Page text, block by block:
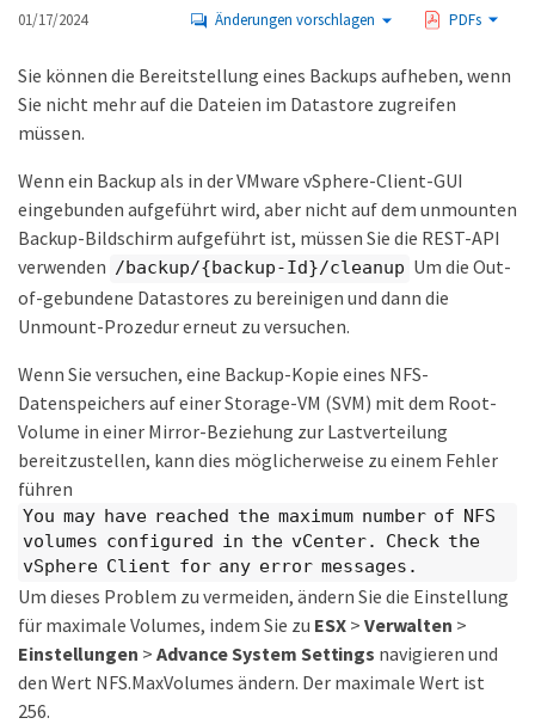
01/17/2024 Änderungen vorschlagen PDFs
Sie können die Bereitstellung eines Backups aufheben, wenn
Sie nicht mehr auf die Dateien im Datastore zugreifen
müssen.
Wenn ein Backup als in der VMware vSphere-Client-GUI
eingebunden aufgeführt wird, aber nicht auf dem unmounten
Backup-Bildschirm aufgeführt ist, müssen Sie die REST-API
verwenden /backup/{backup-Id}/cleanup Um die Out-
of-gebundene Datastores zu bereinigen und dann die
Unmount-Prozedur erneut zu versuchen.
Wenn Sie versuchen, eine Backup-Kopie eines NFS-
Datenspeichers auf einer Storage-VM (SVM) mit dem Root-
Volume in einer Mirror-Beziehung zur Lastverteilung
bereitzustellen, kann dies möglicherweise zu einem Fehler
führen
You may have reached the maximum number of NFS
volumes configured in the vCenter. Check the
vSphere Client for any error messages.
Um dieses Problem zu vermeiden, ändern Sie die Einstellung
für maximale Volumes, indem Sie zu ESX> Verwalten >
Einstellungen > Advance System Settings navigieren und
den Wert NFS.MaxVolumes ändern. Der maximale Wert ist
256.